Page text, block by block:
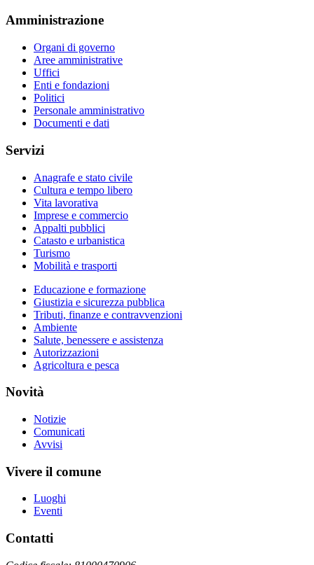
Amministrazione
Organi di governo
Aree amministrative
Uffici
Enti e fondazioni
Politici
Personale amministrativo
Documenti e dati
Servizi
Anagrafe e stato civile
Cultura e tempo libero
Vita lavorativa
Imprese e commercio
Appalti pubblici
Catasto e urbanistica
Turismo
Mobilità e trasporti
Educazione e formazione
Giustizia e sicurezza pubblica
Tributi, finanze e contravvenzioni
Ambiente
Salute, benessere e assistenza
Autorizzazioni
Agricoltura e pesca
Novità
Notizie
Comunicati
Avvisi
Vivere il comune
Luoghi
Eventi
Contatti